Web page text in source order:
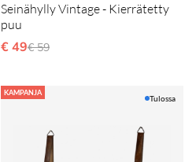
Seinähylly Vintage - Kierrätetty
puu
€ 49Normaali hinta
€ 59
KAMPANJA
Tulossa